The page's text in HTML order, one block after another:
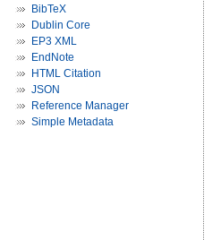
BibTeX
Dublin Core
EP3 XML
EndNote
HTML Citation
JSON
Reference Manager
Simple Metadata